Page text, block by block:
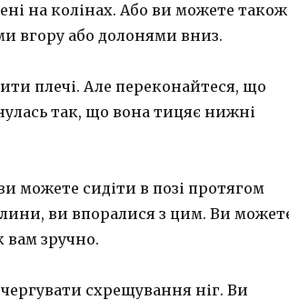
на колінах. Або ви можете також
вгору або долонями вниз.
плечі. Але переконайтеся, що
так, що вона тицяє нижні
можете сидіти в позі протягом
ви впоралися з цим. Ви
вам зручно.
схрещування ніг. Ви